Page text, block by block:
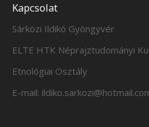
Kapcsolat
Sárközi Ildikó Gyöngyvér
ELTE HTK Néprajztudományi
Etnológiai Osztály
E-mail: